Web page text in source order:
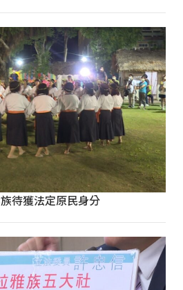
待獲法定原民身分